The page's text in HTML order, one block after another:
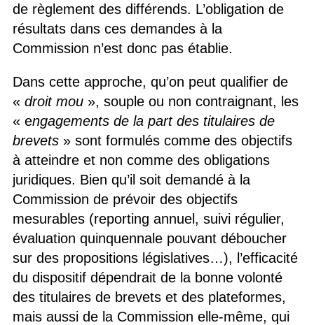
de règlement des différends. L’obligation de
résultats dans ces demandes à la
Commission n’est donc pas établie.
Dans cette approche, qu’on peut qualifier de
« droit mou», souple ou non contraignant, les
« engagements de la part des titulaires de
brevets» sont formulés comme des objectifs
à atteindre et non comme des obligations
juridiques. Bien qu’il soit demandé à la
Commission de prévoir des objectifs
mesurables (reporting annuel, suivi régulier,
évaluation quinquennale pouvant déboucher
sur des propositions législatives…), l’efficacité
du dispositif dépendrait de la bonne volonté
des titulaires de brevets et des plateformes,
mais aussi de la Commission elle-même, qui